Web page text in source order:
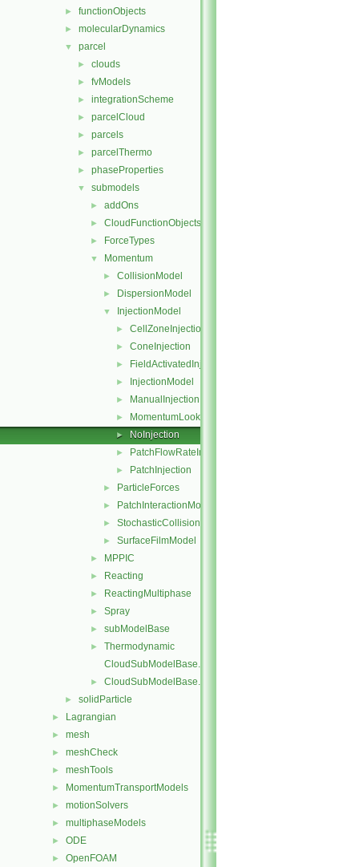
► functionObjects
► molecularDynamics
▼ parcel
► clouds
► fvModels
► integrationScheme
► parcelCloud
► parcels
► parcelThermo
► phaseProperties
▼ submodels
► addOns
► CloudFunctionObjects
► ForceTypes
▼ Momentum
► CollisionModel
► DispersionModel
▼ InjectionModel
► CellZoneInjection
► ConeInjection
► FieldActivatedInjection
► InjectionModel
► ManualInjection
► MomentumLookupTableInjection
► NoInjection
► PatchFlowRateInjection
► PatchInjection
► ParticleForces
► PatchInteractionModel
► StochasticCollision
► SurfaceFilmModel
► MPPIC
► Reacting
► ReactingMultiphase
► Spray
► subModelBase
►
Thermodynamic
CloudSubModelBase.C
► CloudSubModelBase.H
► solidParticle
► Lagrangian
► mesh
► meshCheck
► meshTools
► MomentumTransportModels
► motionSolvers
► multiphaseModels
► ODE
► OpenFOAM